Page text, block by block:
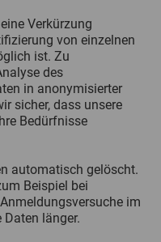
Verkürzung
von einzelnen
ist. Zu
des
in anonymisierter
sicher, dass unsere
Bedürfnisse
automatisch gelöscht.
Beispiel bei
im
Daten länger.